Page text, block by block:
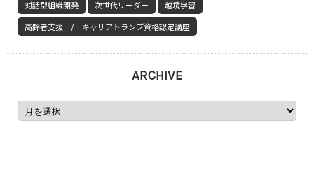
対話型組織開発 次世代リーダー 越境学習
高齢者支援 / キャリアトランプ資格認定講座
ARCHIVE